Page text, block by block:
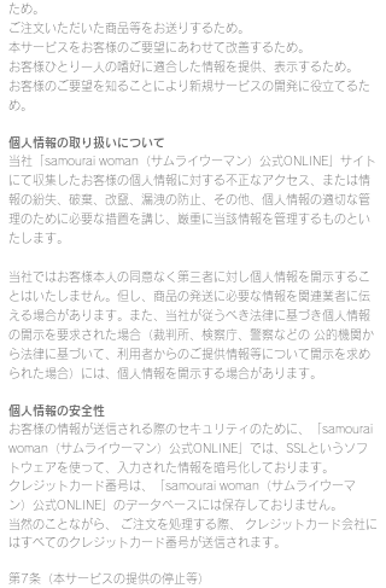
ため。
ご注文いただいた商品等をお送りするため。
本サービスをお客様のご要望にあわせて改善するため。
お客様ひとり一人の嗜好に適合した情報を提供、表示するため。
お客様のご要望を知ることにより新規サービスの開発に役立てるた
め。
個人情報の取り扱いについて
当社「samourai woman（サムライウーマン）公式ONLINE」サイト
にて収集したお客様の個人情報に対する不正なアクセス、または情
報の紛失、破棄、改竄、漏洩の防止、その他、個人情報の適切な管
理のために必要な措置を講じ、厳重に当該情報を管理するものとい
たします。
当社ではお客様本人の同意なく第三者に対し個人情報を開示するこ
とはいたしません。但し、商品の発送に必要な情報を関連業者に伝
える場合があります。また、当社が従うべき法律に基づき個人情報
の開示を要求された場合（裁判所、検察庁、警察などの 公的機関か
ら法律に基づいて、利用者からのご提供情報等について開示を求め
られた場合）には、個人情報を開示する場合があります。
個人情報の安全性
お客様の情報が送信される際のセキュリティのために、「 samourai
woman （サムライウーマン）公式ONLINE」では、SSLというソフ
トウェアを使って、入力された情報を暗号化しております。
クレジットカード番号は、「 samourai woman （サムライウーマ
ン）公式ONLINE」のデータベースには保存しておりません。
当然のことながら、 ご注文を処理する際、 クレジットカード会社に
はすべてのクレジットカード番号が送信されます。
第7条（本サービスの提供の停止等）